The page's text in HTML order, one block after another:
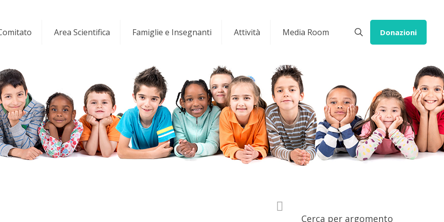
Area Scientifica Famiglie e Insegnanti Attività Media Room Donazioni
Cerca per argomento